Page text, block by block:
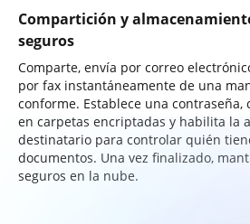
Compartición y
seguros
Comparte, envía por correo
por fax instantáneamente de una
conforme. Establece una contraseña,
en carpetas encriptadas y habilita la
destinatario para controlar quién
documentos. Una vez finalizado,
seguros en la nube.